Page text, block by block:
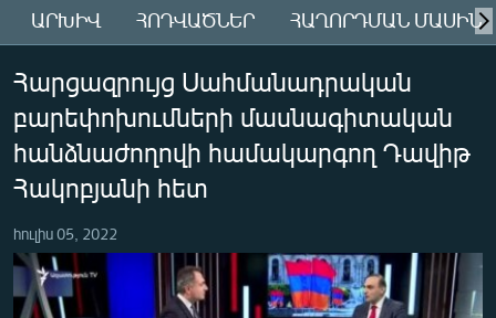
հիմնական
ՔԱՂԱՔԱԿԱՆ
ԻՐԱՎՈՒՆՔ
ՀԱՍԱՐԱԿՈՒԹՅՈՒՆ
ՏՆՏԵՍՈՒԹՅՈՒՆ
ՊԱՏԵՐԱԶՄԻ 6 ՇԱԲԱԹՆԵՐԸ
ՏԱՐԱԾԱՇՐՋԱՆ
ԱՐԽԻՎ ՀՈԴՎԱԾՆԵՐ ՀԱՂՈՐԴՄԱՆ ՄԱՍԻՆ
Հարցազրույց Սահմանադրական
բարեփոխումների մասնագիտական
հանձնաժողովի համակարգող Դավիթ
Հակոբյանի հետ
հուլիս 05, 2022